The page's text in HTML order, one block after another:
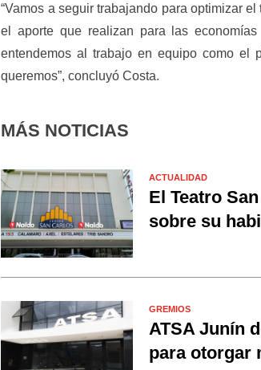
“Vamos a seguir trabajando para optimizar
el aporte que realizan para las
entendemos al trabajo en equipo como el
queremos”, concluyó Costa.
MÁS NOTICIAS
ACTUALIDAD
El Teatro
sobre su
GREMIOS
ATSA Junín
para otorgar